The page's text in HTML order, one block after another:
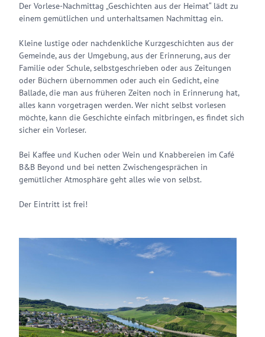
Der Vorlese-Nachmittag „Geschichten aus der Heimat“ lädt zu
einem gemütlichen und unterhaltsamen Nachmittag ein.
Kleine lustige oder nachdenkliche Kurzgeschichten aus der
Gemeinde, aus der Umgebung, aus der Erinnerung, aus der
Familie oder Schule, selbstgeschrieben oder aus Zeitungen
oder Büchern übernommen oder auch ein Gedicht, eine
Ballade, die man aus früheren Zeiten noch in Erinnerung hat,
alles kann vorgetragen werden. Wer nicht selbst vorlesen
möchte, kann die Geschichte einfach mitbringen, es findet sich
sicher ein Vorleser.
Bei Kaffee und Kuchen oder Wein und Knabbereien im Café
B&B Beyond und bei netten Zwischengesprächen in
gemütlicher Atmosphäre geht alles wie von selbst.
Der Eintritt ist frei!